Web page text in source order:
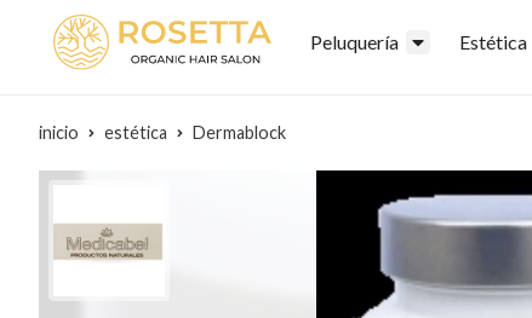
Peluquería Estética
inicio estética Dermablock